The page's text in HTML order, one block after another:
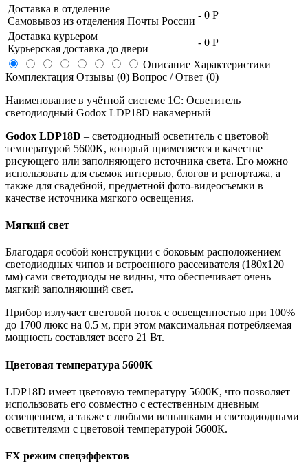
Доставка в отделение
Самовывоз из отделения Почты России
- 0 Р
Доставка курьером
Курьерская доставка до двери
- 0 Р
Описание Характеристики
Комплектация Отзывы (0) Вопрос / Ответ (0)
Наименование в учётной системе 1С: Осветитель
светодиодный Godox LDP18D накамерный
Godox LDP18D – светодиодный осветитель с цветовой
температурой 5600K, который применяется в качестве
рисующего или заполняющего источника света. Его можно
использовать для съемок интервью, блогов и репортажа, а
также для свадебной, предметной фото-видеосъемки в
качестве источника мягкого освещения.
Мягкий свет
Благодаря особой конструкции с боковым расположением
светодиодных чипов и встроенного рассеивателя (180х120
мм) сами светодиоды не видны, что обеспечивает очень
мягкий заполняющий свет.
Прибор излучает световой поток с освещенностью при 100%
до 1700 люкс на 0.5 м, при этом максимальная потребляемая
мощность составляет всего 21 Вт.
Цветовая температура 5600К
LDP18D имеет цветовую температуру 5600K, что позволяет
использовать его совместно с естественным дневным
освещением, а также с любыми вспышками и светодиодными
осветителями с цветовой температурой 5600К.
FX режим спецэффектов